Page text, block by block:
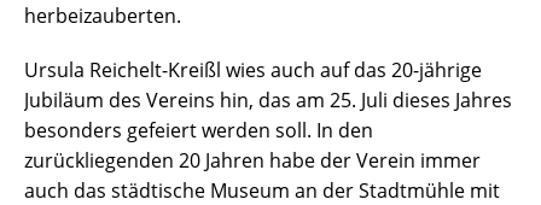
herbeizauberten.
Ursula Reichelt-Kreißl wies auch auf das 20-jährige
Jubiläum des Vereins hin, das am 25. Juli dieses Jahres
besonders gefeiert werden soll. In den
zurückliegenden 20 Jahren habe der Verein immer
auch das städtische Museum an der Stadtmühle mit